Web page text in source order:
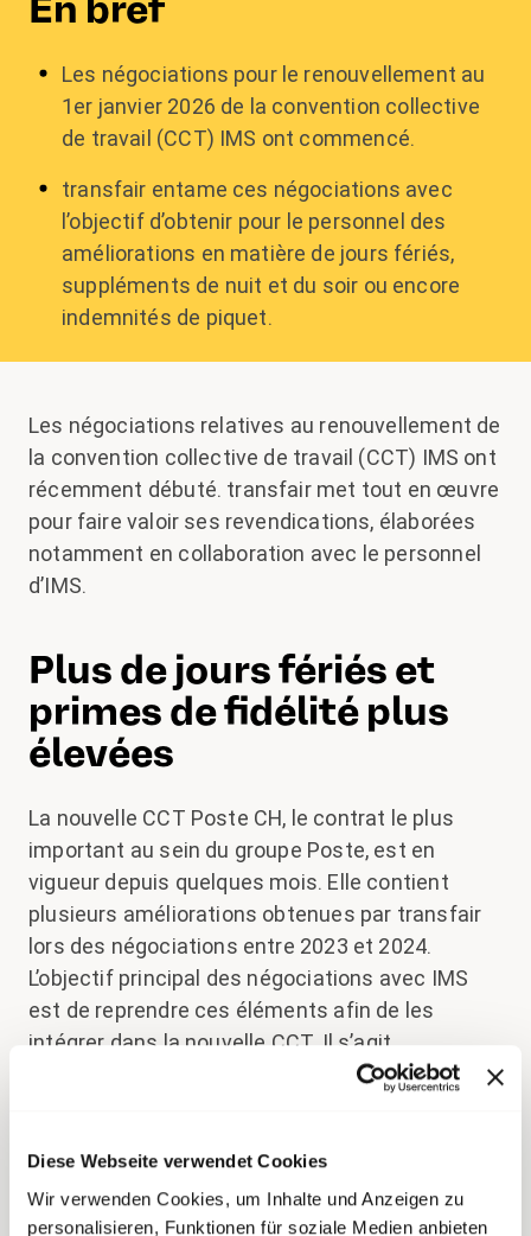
Diese Webseite verwendet Cookies
Wir verwenden Cookies, um Inhalte und Anzeigen zu
personalisieren, Funktionen für soziale Medien anbieten
Les négociations pour le renouvellement au
1er janvier 2026 de la convention collective
de travail (CCT) IMS ont commencé.
transfair entame ces négociations avec
l’objectif d’obtenir pour le personnel des
améliorations en matière de jours fériés,
suppléments de nuit et du soir ou encore
indemnités de piquet.
Les négociations relatives au renouvellement de
la convention collective de travail (CCT) IMS ont
récemment débuté. transfair met tout en œuvre
pour faire valoir ses revendications, élaborées
notamment en collaboration avec le personnel
d’IMS.
Plus de jours fériés et
primes de fidélité plus
élevées
La nouvelle CCT Poste CH, le contrat le plus
important au sein du groupe Poste, est en
vigueur depuis quelques mois. Elle contient
plusieurs améliorations obtenues par transfair
lors des négociations entre 2023 et 2024.
L’objectif principal des négociations avec IMS
est de reprendre ces éléments afin de les
intégrer dans la nouvelle CCT. Il s’agit
principalement des points suivants :
seulement 9 jours fériés (cependant sans
possibilité de rattrapage).